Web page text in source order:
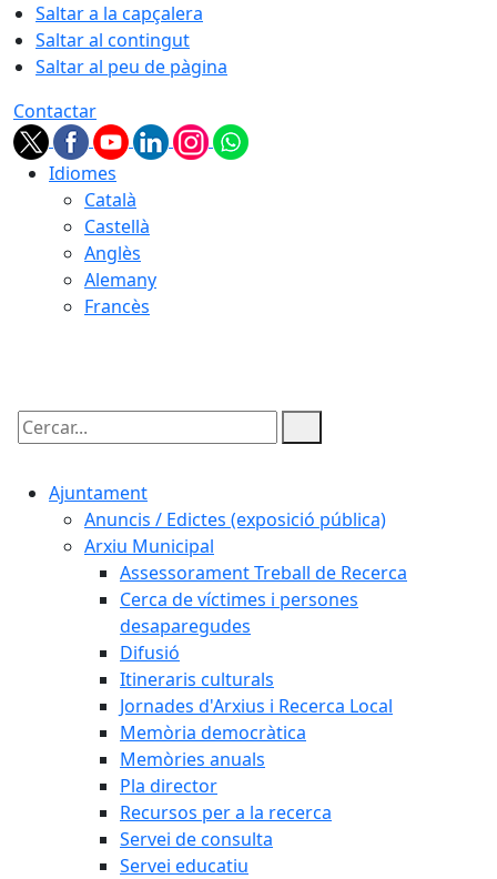
Saltar a la capçalera
Saltar al contingut
Saltar al peu de pàgina
Contactar
Idiomes
Català
Castellà
Anglès
Alemany
Francès
Cercar:
Ajuntament
Anuncis / Edictes (exposició pública)
Arxiu Municipal
Assessorament Treball de Recerca
Cerca de víctimes i persones
desaparegudes
Difusió
Itineraris culturals
Jornades d'Arxius i Recerca Local
Memòria democràtica
Memòries anuals
Pla director
Recursos per a la recerca
Servei de consulta
Servei educatiu